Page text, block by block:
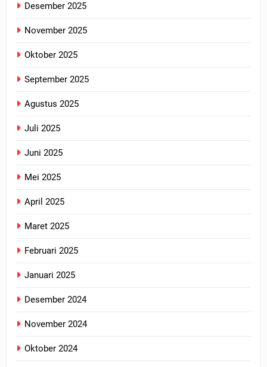
Desember 2025
November 2025
Oktober 2025
September 2025
Agustus 2025
Juli 2025
Juni 2025
Mei 2025
April 2025
Maret 2025
Februari 2025
Januari 2025
Desember 2024
November 2024
Oktober 2024